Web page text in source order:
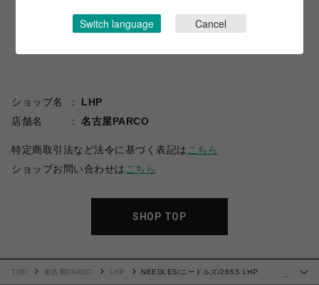
ショップ名
LHP
店舗名
名古屋PARCO
特定商取引法など法令に基づく表記は こちら
ショップお問い合わせは こちら
SHOP TOP
…
TOP 名古屋PARCO LHP
NEEDLES/ニードルズ/26SS LHP
Switch language Cancel